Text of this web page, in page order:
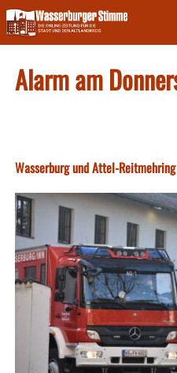
Skip
to
content
Alarm am
Wasserburg und Attel-